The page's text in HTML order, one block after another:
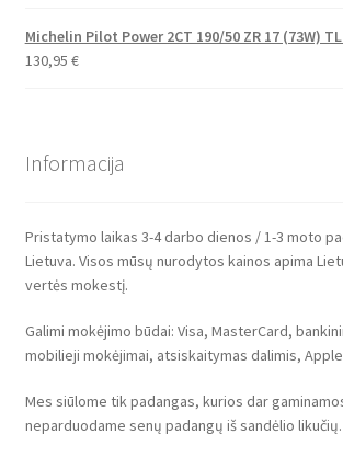
Michelin Pilot Power 2CT 190/50 ZR 17 (73W)
130,95 €
Informacija
Pristatymo laikas 3-4 darbo dienos / 1-3 moto
Lietuva. Visos mūsų nurodytos kainos apima
vertės mokestį.
Galimi mokėjimo būdai: Visa, MasterCard,
mobilieji mokėjimai, atsiskaitymas dalimis, Apple
Mes siūlome tik padangas, kurios dar
neparduodame senų padangų iš sandėlio likučių.